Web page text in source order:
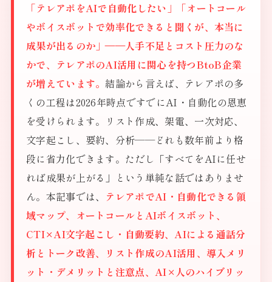
「テレアポをAIで自動化したい」「オートコール
やボイスボットで効率化できると聞くが、本当に
成果が出るのか」——人手不足とコスト圧力のな
かで、テレアポのAI活用に関心を持つBtoB企業
が増えています。結論から言えば、テレアポの多
くの工程は2026年時点ですでにAI・自動化の恩恵
を受けられます。リスト作成、架電、一次対応、
文字起こし、要約、分析——どれも数年前より格
段に省力化できます。ただし「すべてをAIに任せ
れば成果が上がる」という単純な話ではありませ
ん。本記事では、 テレアポでAI・自動化できる領
域マップ、オートコールとAIボイスボット、
CTI×AI文字起こし・自動要約、AIによる通話分
析とトーク改善、リスト作成のAI活用、導入メリ
ット・デメリットと注意点、AI×人のハイブリッ